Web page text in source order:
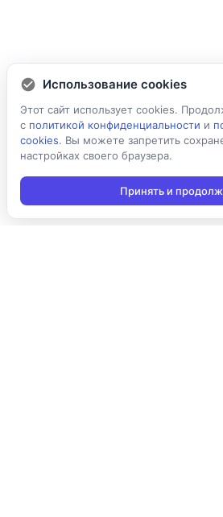
Использование cookies
Этот сайт использует cookies.
с политикой конфиденциальности и
cookies. Вы можете запретить
настройках своего браузера.
Принять и